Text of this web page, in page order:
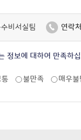
비서실팀 연락
정보에 대하여 만족하
불만족 매우불